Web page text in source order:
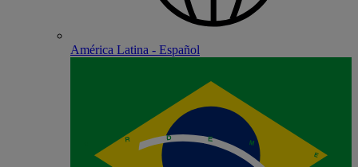
América Latina - Español